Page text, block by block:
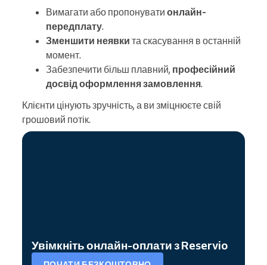
Вимагати або пропонувати онлайн-
передплату.
Зменшити неявки та скасування в останній
момент.
Забезпечити більш плавний, професійний
досвід оформлення замовлення.
Клієнти цінують зручність, а ви зміцнюєте свій
грошовий потік.
Увімкніть онлайн-оплати з Reservio